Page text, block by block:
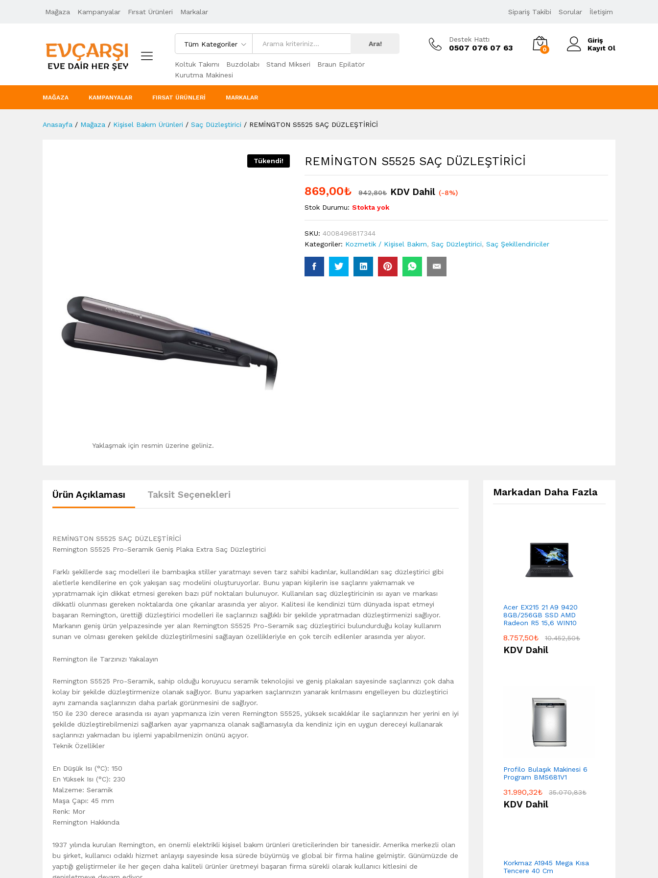
Mağaza Kampanyalar Fırsat Ürünleri Markalar Sipariş Takibi Sorular İletişim
Tüm Kategoriler Ara!
Koltuk Takımı Buzdolabı Stand Mikseri
Braun Epilatör
Kurutma Makinesi
Destek Hattı
0507 076 07 63 0
Giriş
Kayıt Ol
MAĞAZA KAMPANYALAR FIRSAT ÜRÜNLERI MARKALAR
Anasayfa / Mağaza / Kişisel Bakım Ürünleri / Saç Düzleştirici / REMİNGTON S5525 SAÇ DÜZLEŞTİRİCİ
Tükendi!
Yaklaşmak için resmin üzerine geliniz.
REMİNGTON S5525 SAÇ DÜZLEŞTİRİCİ
869,00₺ 942,80₺ KDV Dahil (-8%)
Stok Durumu: Stokta yok
SKU:4008496817344
Kategoriler: Kozmetik / Kişisel Bakım,Saç Düzleştirici,Saç Şekillendiriciler
Ürün Açıklaması Taksit Seçenekleri
REMİNGTON S5525 SAÇ DÜZLEŞTİRİCİ
Remington S5525 Pro-Seramik Geniş Plaka Extra Saç Düzleştirici
Farklı şekillerde saç modelleri ile bambaşka stiller yaratmayı seven tarz sahibi kadınlar, kullandıkları saç düzleştirici gibi
aletlerle kendilerine en çok yakışan saç modelini oluşturuyorlar. Bunu yapan kişilerin ise saçlarını yakmamak ve
yıpratmamak için dikkat etmesi gereken bazı püf noktaları bulunuyor. Kullanılan saç düzleştiricinin ısı ayarı ve markası
dikkatli olunması gereken noktalarda öne çıkanlar arasında yer alıyor. Kalitesi ile kendinizi tüm dünyada ispat etmeyi
başaran Remington, ürettiği düzleştirici modelleri ile saçlarınızı sağlıklı bir şekilde yıpratmadan düzleştirmenizi sağlıyor.
Markanın geniş ürün yelpazesinde yer alan Remington S5525 Pro-Seramik saç düzleştirici bulundurduğu kolay kullanım
sunan ve olması gereken şekilde düzleştirilmesini sağlayan özellikleriyle en çok tercih edilenler arasında yer alıyor.
Remington ile Tarzınızı Yakalayın
Remington S5525 Pro-Seramik, sahip olduğu koruyucu seramik teknolojisi ve geniş plakaları sayesinde saçlarınızı çok daha
kolay bir şekilde düzleştirmenize olanak sağlıyor. Bunu yaparken saçlarınızın yanarak kırılmasını engelleyen bu düzleştirici
aynı zamanda saçlarınızın daha parlak görünmesini de sağlıyor.
150 ile 230 derece arasında ısı ayarı yapmanıza izin veren Remington S5525, yüksek sıcaklıklar ile saçlarınızın her yerini en iyi
şekilde düzleştirebilmenizi sağlarken ayar yapmanıza olanak sağlamasıyla da kendiniz için en uygun dereceyi kullanarak
saçlarınızı yakmadan bu işlemi yapabilmenizin önünü açıyor.
Teknik Özellikler
En Düşük Isı (°C): 150
En Yüksek Isı (°C): 230
Malzeme: Seramik
Maşa Çapı: 45 mm
Renk: Mor
Remington Hakkında
1937 yılında kurulan Remington, en önemli elektrikli kişisel bakım ürünleri üreticilerinden bir tanesidir. Amerika merkezli olan
bu şirket, kullanıcı odaklı hizmet anlayışı sayesinde kısa sürede büyümüş ve global bir firma haline gelmiştir. Günümüzde de
yaptığı geliştirmeler ile her geçen daha kaliteli ürünler üretmeyi başaran firma sürekli olarak kullanıcı kitlesini de
Markadan Daha Fazla
Acer EX215 21 A9 9420
8GB/256GB SSD AMD
Radeon R5 15,6 WIN10
8.757,50₺ 10.452,50₺
KDV Dahil
Profilo Bulaşık Makinesi 6
Program BMS681V1
31.990,32₺ 35.070,83₺
KDV Dahil
Korkmaz A1945 Mega Kısa
Tencere 40 Cm
Ürün Açıklaması Taksit Seçenekleri 942,80